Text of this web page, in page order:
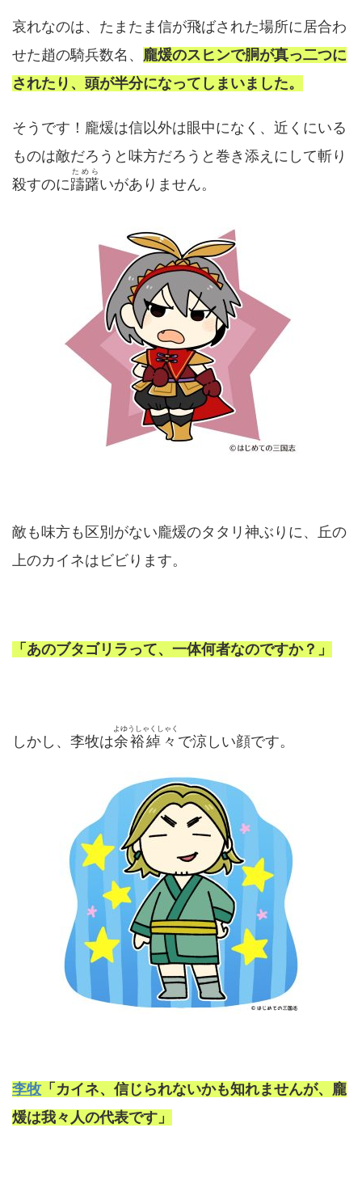
哀れなのは、たまたま信が飛ばされた場所に居合わ
せた趙の騎兵数名、 龐煖のスヒンで胴が真っ二つに
されたり、頭が半分になってしまいました。
そうです！龐煖は信以外は眼中になく、近くにいる
ものは敵だろうと味方だろうと巻き添えにして斬り
殺すのに躊躇
ためら
いがありません。
敵も味方も区別がない龐煖のタタリ神ぶりに、丘の
上のカイネはビビります。
「あのブタゴリラって、一体何者なのですか？」
しかし、李牧は余裕綽々
よゆうしゃくしゃく
で涼しい顔です。
李牧「カイネ、信じられないかも知れませんが、龐
煖は我々人の代表です」